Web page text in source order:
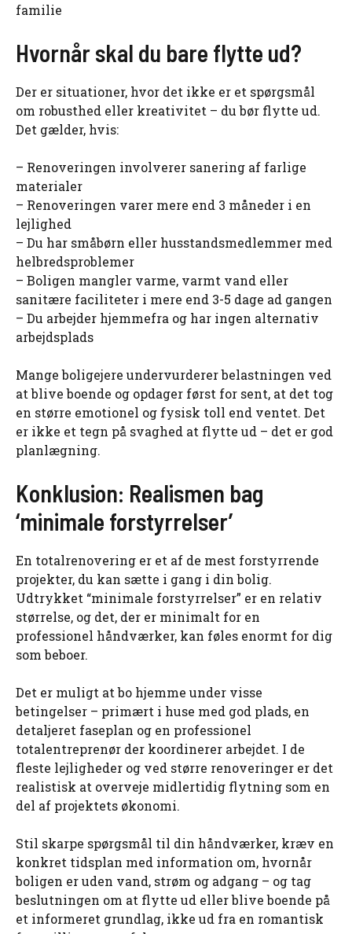
familie
Hvornår skal du bare flytte ud?
Der er situationer, hvor det ikke er et spørgsmål
om robusthed eller kreativitet – du bør flytte ud.
Det gælder, hvis:
– Renoveringen involverer sanering af farlige
materialer
– Renoveringen varer mere end 3 måneder i en
lejlighed
– Du har småbørn eller husstandsmedlemmer med
helbredsproblemer
– Boligen mangler varme, varmt vand eller
sanitære faciliteter i mere end 3-5 dage ad gangen
– Du arbejder hjemmefra og har ingen alternativ
arbejdsplads
Mange boligejere undervurderer belastningen ved
at blive boende og opdager først for sent, at det tog
en større emotionel og fysisk toll end ventet. Det
er ikke et tegn på svaghed at flytte ud – det er god
planlægning.
Konklusion: Realismen bag
‘minimale forstyrrelser’
En totalrenovering er et af de mest forstyrrende
projekter, du kan sætte i gang i din bolig.
Udtrykket “minimale forstyrrelser” er en relativ
størrelse, og det, der er minimalt for en
professionel håndværker, kan føles enormt for dig
som beboer.
Det er muligt at bo hjemme under visse
betingelser – primært i huse med god plads, en
detaljeret faseplan og en professionel
totalentreprenør der koordinerer arbejdet. I de
fleste lejligheder og ved større renoveringer er det
realistisk at overveje midlertidig flytning som en
del af projektets økonomi.
Stil skarpe spørgsmål til din håndværker, kræv en
konkret tidsplan med information om, hvornår
boligen er uden vand, strøm og adgang – og tag
beslutningen om at flytte ud eller blive boende på
et informeret grundlag, ikke ud fra en romantisk